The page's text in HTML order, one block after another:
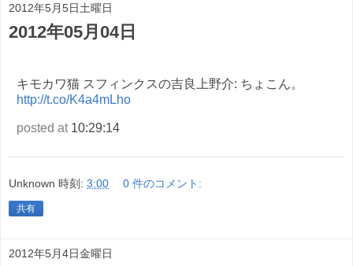
2012年5月5日土曜日
2012年05月04日
キモカワ猫 スフィンクスの吉良上野介: ちょこん。
http://t.co/K4a4mLho
posted at10:29:14
Unknown 時刻: 3:00 0 件のコメント:
共有
2012年5月4日金曜日